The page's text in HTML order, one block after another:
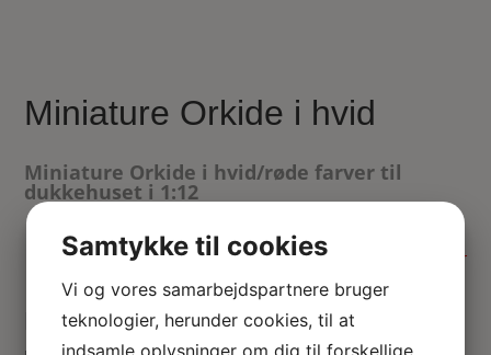
Miniature Orkide i hvid
Miniature Orkide i hvid/røde farver til
dukkehuset i 1:12
kr.
Ikke på lager
Dukkehus Orkide i porcelæns
Samtykke til cookies
Vi og vores samarbejdspartnere bruger
teknologier, herunder cookies, til at
indsamle oplysninger om dig til forskellige